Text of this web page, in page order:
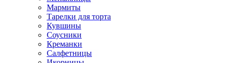
Мармиты
Тарелки для торта
Кувшины
Соусники
Креманки
Салфетницы